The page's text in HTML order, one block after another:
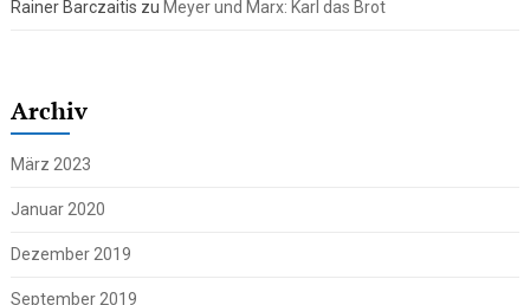
Rainer Barczaitis zu Meyer und Marx: Karl das Brot
Archiv
März 2023
Januar 2020
Dezember 2019
September 2019